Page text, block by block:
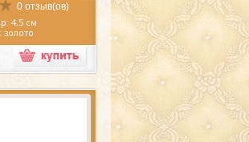
0 отзыв(ов)
4,5 см
золото
латунь
Италия
для яиц,
дела из латуни
золотом цвете.